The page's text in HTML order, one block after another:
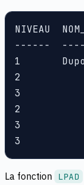
NIVEAU
------
1
2
3
2
3
3
La fonction LPAD